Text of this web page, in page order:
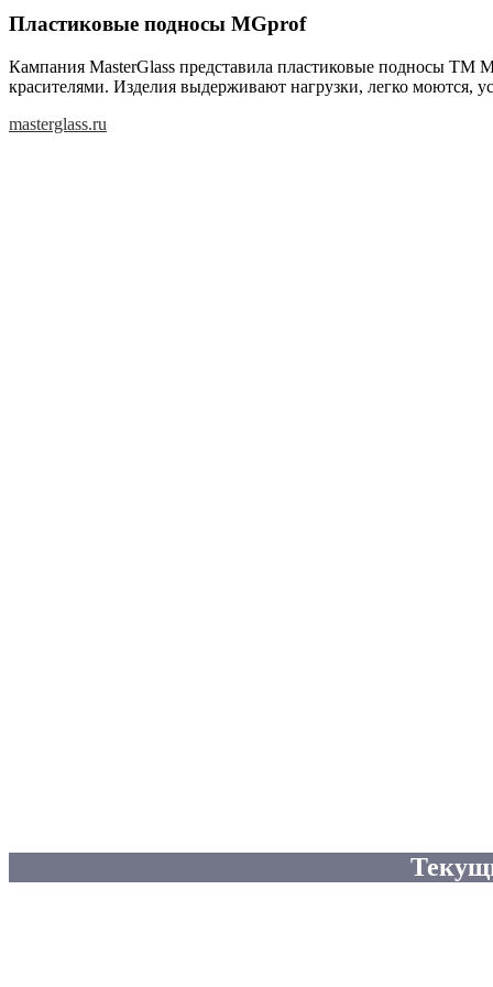
Пластиковые подносы MGprof
Кампания MasterGlass представила пластиковые подносы ТМ
красителями. Изделия выдерживают нагрузки, легко моются,
masterglass.ru